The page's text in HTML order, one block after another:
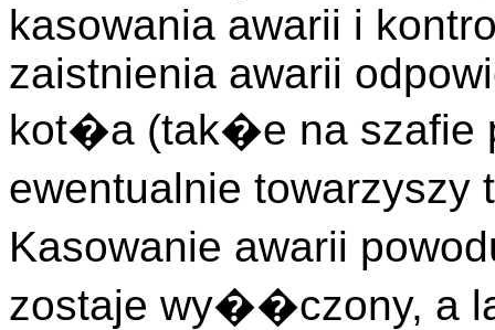
kasowania awarii i
zaistnienia awarii
kot�a (tak�e na szafie
ewentualnie
Kasowanie awarii
zostaje wy��czony, a